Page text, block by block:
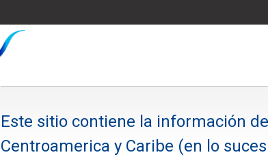
Este sitio contiene la información
Centroamerica y Caribe (en lo